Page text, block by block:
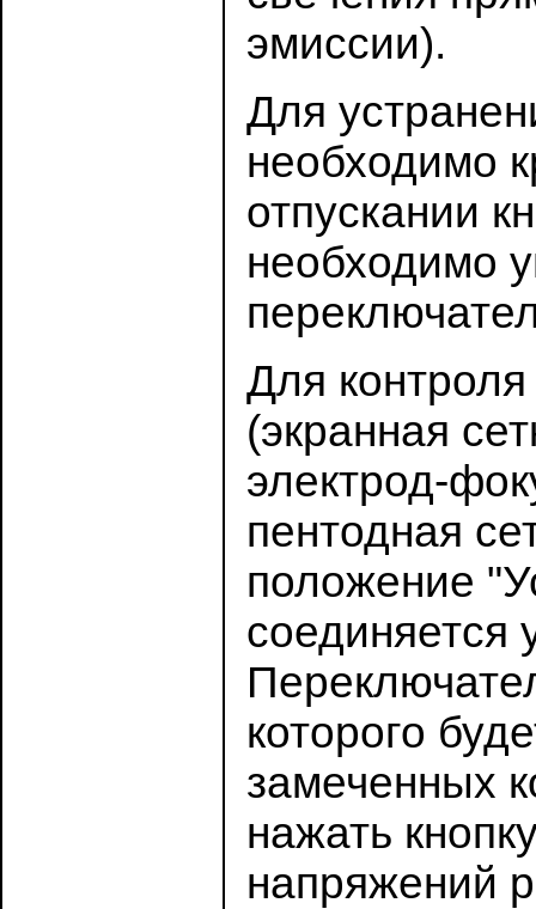
эмиссии).
Для
необходимо
отпускании
необходимо
Для
(экранная
электрод-
пентодная
положение
соединяется
которого
замеченных
нажать
напряжений